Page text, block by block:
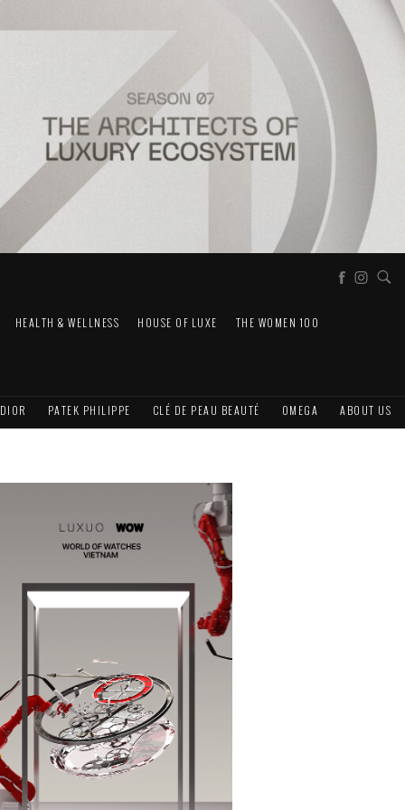
HEALTH & WELLNESS HOUSE OF LUXE THE WOMEN 100
DIOR PATEK PHILIPPE CLÉ DE PEAU BEAUTÉ OMEGA ABOUT US